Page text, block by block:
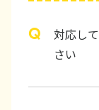
対応し
さい